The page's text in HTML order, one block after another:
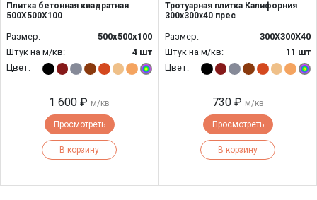
Плитка бетонная квадратная
500Х500Х100
Размер:
500х500х100
Штук на м/кв:
4 шт
Цвет:
1 600 ₽ м/кв
Просмотреть
В корзину
Тротуарная плитка Калифорния
300х300х40 прес
Размер:
300Х300Х40
Штук на м/кв:
11 шт
Цвет:
730 ₽ м/кв
Просмотреть
В корзину